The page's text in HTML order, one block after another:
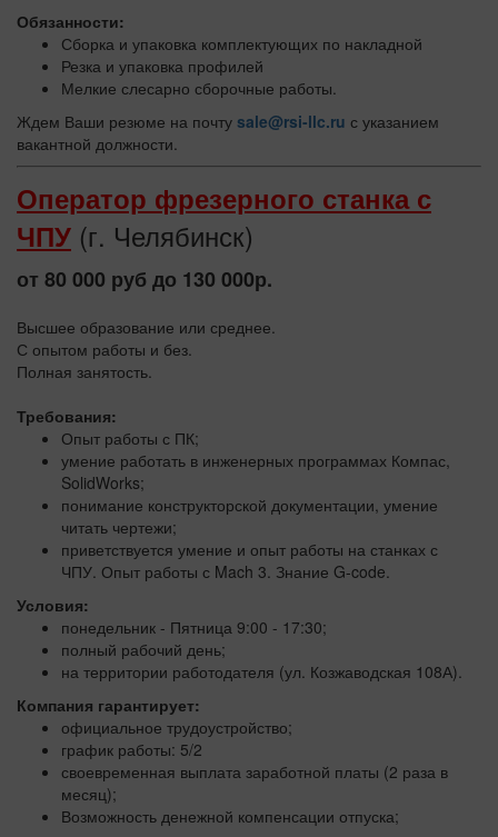
Обязанности:
Сборка и упаковка комплектующих по накладной
Резка и упаковка профилей
Мелкие слесарно сборочные работы.
Ждем Ваши резюме на почту sale@rsi-llc.ru с указанием
вакантной должности.
Оператор фрезерного станка с
ЧПУ (г. Челябинск)
от 80 000 руб до 130 000р.
Высшее образование или среднее.
С опытом работы и без.
Полная занятость.
Требования:
Опыт работы с ПК;
умение работать в инженерных программах Компас,
SolidWorks;
понимание конструкторской документации, умение
читать чертежи;
приветствуется умение и опыт работы на станках с
ЧПУ. Опыт работы с Mach 3. Знание G-code.
Условия:
понедельник - Пятница 9:00 - 17:30;
полный рабочий день;
на территории работодателя (ул. Козжаводская 108А).
Компания гарантирует:
официальное трудоустройство;
график работы: 5/2
своевременная выплата заработной платы (2 раза в
месяц);
Возможность денежной компенсации отпуска;